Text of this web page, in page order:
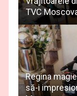
TVC
Regina
să-i